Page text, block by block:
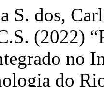
S. dos,
(2022)
no
do